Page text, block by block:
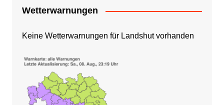
Wetterwarnungen
Keine Wetterwarnungen für Landshut vorhanden